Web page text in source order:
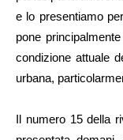
e lo presentiamo
pone
condizione attuale
urbana,
Il numero 15 della